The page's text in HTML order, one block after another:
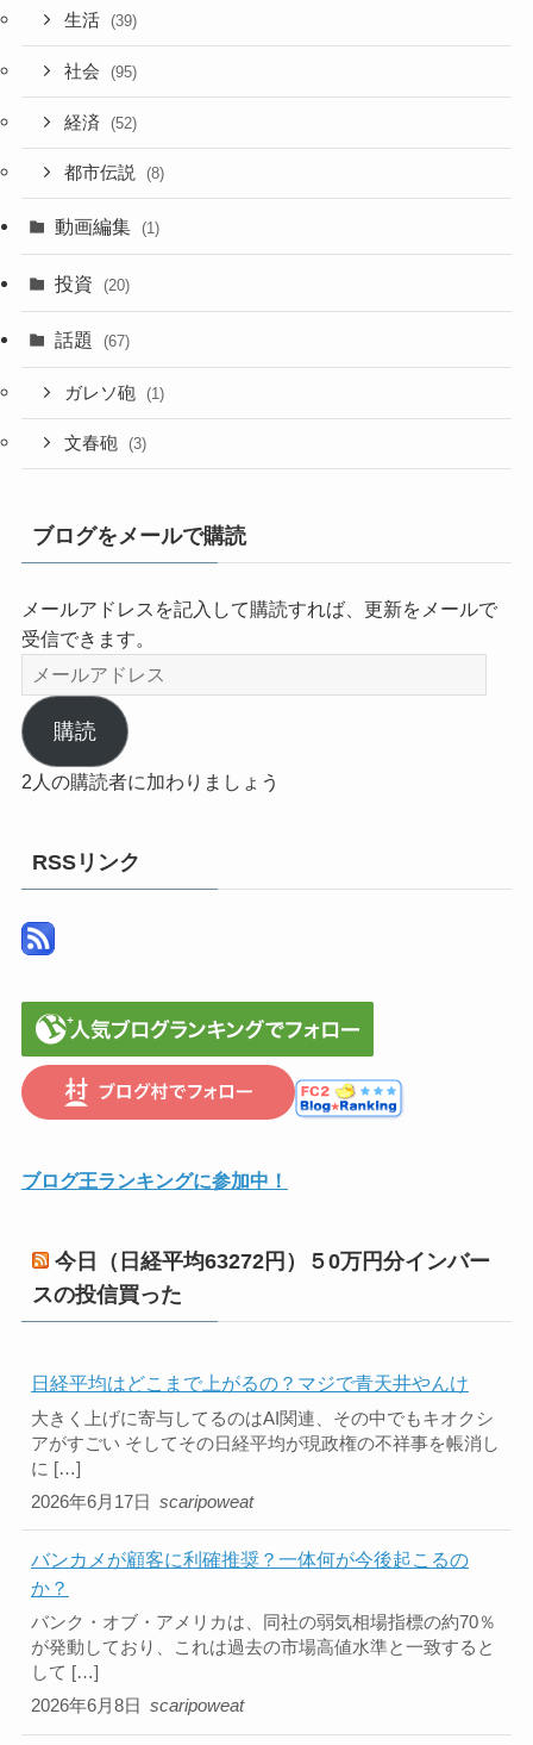
生活 (39)
社会 (95)
経済 (52)
都市伝説 (8)
動画編集 (1)
投資 (20)
話題 (67)
ガレソ砲 (1)
文春砲 (3)
ブログをメールで購読
メールアドレスを記入して購読すれば、更新をメールで
受信できます。
メ
ー
ル
ア
ド
購読
2人の購読者に加わりましょう
RSSリンク
ブログ王ランキングに参加中！
今日（日経平均63272円）５0万円分インバー
スの投信買った
日経平均はどこまで上がるの？マジで青天井やんけ
2026年6月17日
大きく上げに寄与してるのはAI関連、その中でもキオクシ
アがすごい そしてその日経平均が現政権の不祥事を帳消し
に […]
scaripoweat
バンカメが顧客に利確推奨？一体何が今後起こるの
か？
2026年6月8日
バンク・オブ・アメリカは、同社の弱気相場指標の約70％
が発動しており、これは過去の市場高値水準と一致すると
して […]
scaripoweat